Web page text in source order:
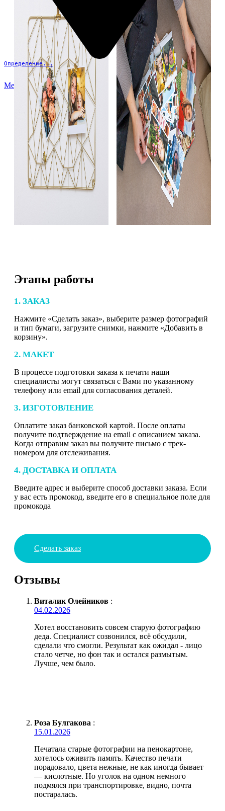
Определение...
Меню
Этапы работы
1. ЗАКАЗ
Нажмите «Сделать заказ», выберите размер фотографий
и тип бумаги, загрузите снимки, нажмите «Добавить в
корзину».
2. МАКЕТ
В процессе подготовки заказа к печати наши
специалисты могут связаться с Вами по указанному
телефону или email для согласования деталей.
3. ИЗГОТОВЛЕНИЕ
Оплатите заказ банковской картой. После оплаты
получите подтверждение на email с описанием заказа.
Когда отправим заказ вы получите письмо с трек-
номером для отслеживания.
4. ДОСТАВКА И ОПЛАТА
Введите адрес и выберите способ доставки заказа. Если
у вас есть промокод, введите его в специальное поле для
промокода
Сделать заказ
Отзывы
Виталик Олейников :
04.02.2026
Хотел восстановить совсем старую фотографию
деда. Специалист созвонился, всё обсудили,
сделали что смогли. Результат как ожидал - лицо
стало четче, но фон так и остался размытым.
Лучше, чем было.
Роза Булгакова :
15.01.2026
Печатала старые фотографии на пенокартоне,
хотелось оживить память. Качество печати
порадовало, цвета нежные, не как иногда бывает
— кислотные. Но уголок на одном немного
подмялся при транспортировке, видно, почта
постаралась.